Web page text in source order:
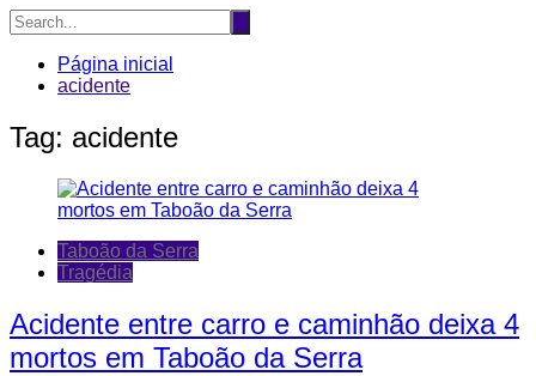
Página inicial
acidente
Tag: acidente
Taboão da Serra
Tragédia
Acidente entre carro e caminhão deixa 4
mortos em Taboão da Serra